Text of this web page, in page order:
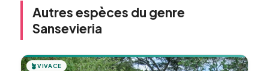
Autres espèces du genre
Sansevieria
🪴VIVACE